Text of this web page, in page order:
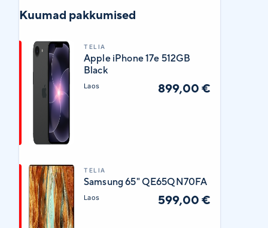
Kuumad pakkumised
TELIA
Apple iPhone 17e 512GB
Black
Laos 899,00 €
TELIA
Samsung 65" QE65QN70FA
Laos 599,00 €